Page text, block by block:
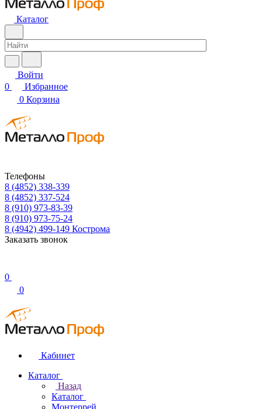
Каталог
Войти
0
Избранное
0 Корзина
Телефоны
8 (4852) 338-339
8 (4852) 337-524
8 (910) 973-83-39
8 (910) 973-75-24
8 (4942) 499-149 Кострома
Заказать звонок
0
0
Кабинет
Каталог
Назад
Каталог
Монтеррей